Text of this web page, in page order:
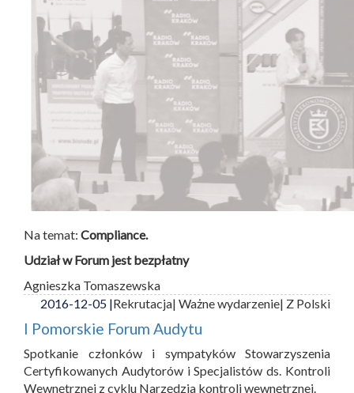
Na temat: Compliance.
Udział w Forum jest bezpłatny
Agnieszka Tomaszewska
2016-12-05 |Rekrutacja| Ważne wydarzenie| Z Polski
I Pomorskie Forum Audytu
Spotkanie członków i sympatyków Stowarzyszenia
Certyfikowanych Audytorów i Specjalistów ds. Kontroli
Wewnętrznej z cyklu Narzędzia kontroli wewnętrznej.